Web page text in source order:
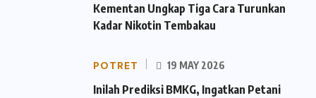
Kementan Ungkap Tiga Cara Turunkan
Kadar Nikotin Tembakau
POTRET 19 MAY 2026
Inilah Prediksi BMKG, Ingatkan Petani